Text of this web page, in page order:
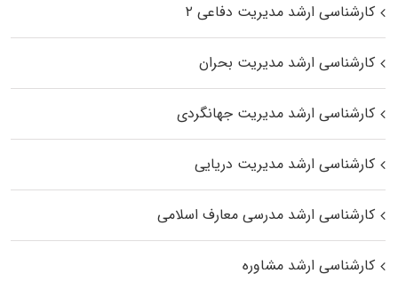
کارشناسی ارشد مدیریت دفاعی ۲
کارشناسی ارشد مدیریت بحران
کارشناسی ارشد مدیریت جهانگردی
کارشناسی ارشد مدیریت دریایی
کارشناسی ارشد مدرسی معارف اسلامی
کارشناسی ارشد مشاوره